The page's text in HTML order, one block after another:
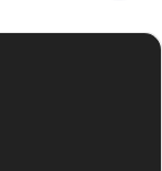
نمایشگر
ویدیو